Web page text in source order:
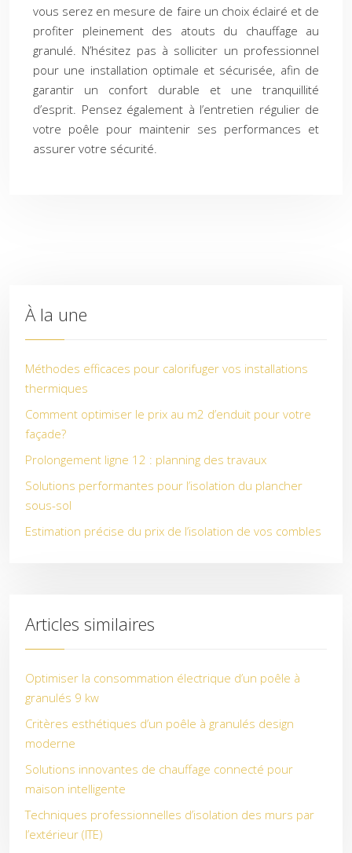
vous serez en mesure de faire un choix éclairé et de
profiter pleinement des atouts du chauffage au
granulé. N’hésitez pas à solliciter un professionnel
pour une installation optimale et sécurisée, afin de
garantir un confort durable et une tranquillité
d’esprit. Pensez également à l’entretien régulier de
votre poêle pour maintenir ses performances et
assurer votre sécurité.
À la une
Méthodes efficaces pour calorifuger vos installations
thermiques
Comment optimiser le prix au m2 d’enduit pour votre
façade?
Prolongement ligne 12 : planning des travaux
Solutions performantes pour l’isolation du plancher
sous-sol
Estimation précise du prix de l’isolation de vos combles
Articles similaires
Optimiser la consommation électrique d’un poêle à
granulés 9 kw
Critères esthétiques d’un poêle à granulés design
moderne
Solutions innovantes de chauffage connecté pour
maison intelligente
Techniques professionnelles d’isolation des murs par
l’extérieur (ITE)